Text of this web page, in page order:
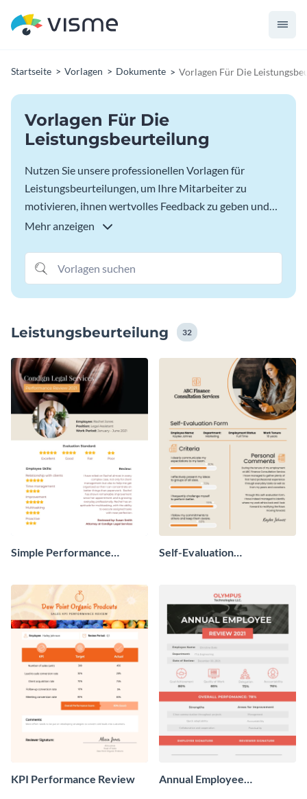
Startseite Vorlagen Dokumente Vorlagen Für Die
Vorlagen Für Die
Leistungsbeurteilung
Nutzen Sie unsere professionellen Vorlagen für
Leistungsbeurteilungen, um Ihre Mitarbeiter zu
motivieren, ihnen wertvolles Feedback zu geben und
Ihrem Unternehmen zu helfen, seine Ziele zu erreichen.
Mitarbeiter ansprechend und ermutigend sind, damit
sie das Feedback visuell verstehen und ihre
Fähigkeiten und Arbeitsgewohnheiten verbessern
Mehr anzeigen
Leistungsbeurteilung 32
Simple Performance
Self-Evaluation
KPI Performance Review
Annual Employee